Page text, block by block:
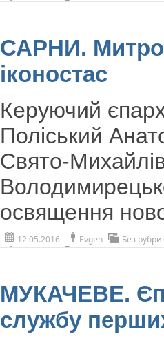
САРНИ.
іконостас
Керуючий
Поліський
Свято-
освящення
12.05.2016 Evgen Без
МУКАЧЕВЕ.
службу